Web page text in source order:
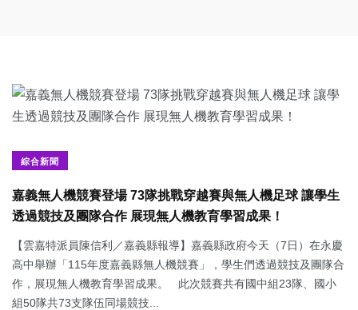
綜合新聞
嘉義無人機競賽登場 73隊挑戰穿越賽與無人機足球 讓學生
透過競技及團隊合作 展現無人機教育學習成果！
【雲嘉特派員陳信利／嘉義縣報導】嘉義縣政府今天（7日）在永慶
高中舉辦「115年度嘉義縣無人機競賽」，學生們透過競技及團隊合
作，展現無人機教育學習成果。 此次競賽共有國中組23隊、國小
組50隊共73支隊伍同場競技...